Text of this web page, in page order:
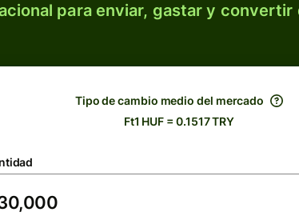
para enviar, gastar y convertir
Tipo de cambio medio del mercado
Ft1 HUF = 0.1517 TRY